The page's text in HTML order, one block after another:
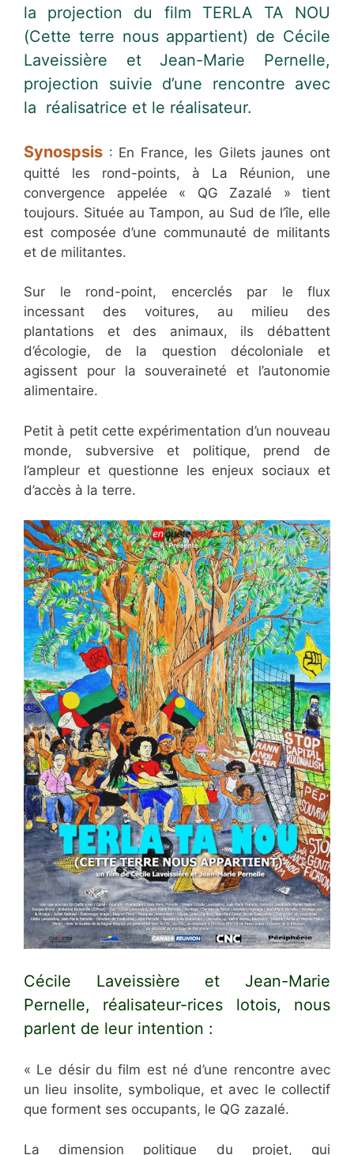
la projection du film TERLA TA NOU
(Cette terre nous appartient) de Cécile
Laveissière et Jean-Marie Pernelle,
projection suivie d’une rencontre avec
la réalisatrice et le réalisateur.
Synospsis : En France, les Gilets jaunes ont
quitté les rond-points, à La Réunion, une
convergence appelée « QG Zazalé » tient
toujours. Située au Tampon, au Sud de l’île, elle
est composée d’une communauté de militants
et de militantes.
Sur le rond-point, encerclés par le flux
incessant des voitures, au milieu des
plantations et des animaux, ils débattent
d’écologie, de la question décoloniale et
agissent pour la souveraineté et l’autonomie
alimentaire.
Petit à petit cette expérimentation d’un nouveau
monde, subversive et politique, prend de
l’ampleur et questionne les enjeux sociaux et
d’accès à la terre.
Cécile Laveissière et Jean-Marie
Pernelle, réalisateur-rices lotois, nous
parlent de leur intention :
« Le désir du film est né d’une rencontre avec
un lieu insolite, symbolique, et avec le collectif
que forment ses occupants, le QG zazalé.
La dimension politique du projet, qui